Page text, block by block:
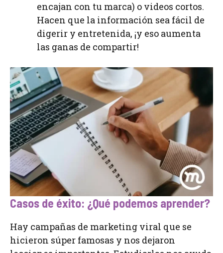
encajan con tu marca) o videos cortos.
Hacen que la información sea fácil de
digerir y entretenida, ¡y eso aumenta
las ganas de compartir!
Casos de éxito: ¿Qué podemos aprender?
Hay campañas de marketing viral que se
hicieron súper famosas y nos dejaron